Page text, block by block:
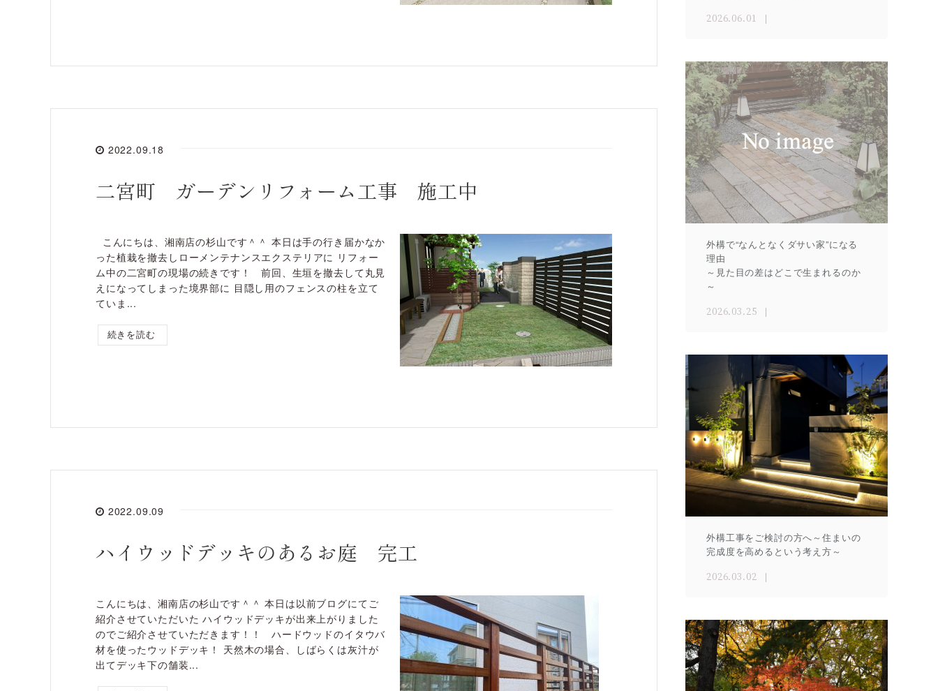
2022.09.18
二宮町 ガーデンリフォーム工事 施工中
こんにちは、湘南店の杉山です＾＾ 本日は手の行き届かなか
った植栽を撤去しローメンテナンスエクステリアに リフォー
ム中の二宮町の現場の続きです！ 前回、生垣を撤去して丸見
えになってしまった境界部に 目隠し用のフェンスの柱を立て
ていま...
続きを読む
2022.09.09
ハイウッドデッキのあるお庭 完工
こんにちは、湘南店の杉山です＾＾ 本日は以前ブログにてご
紹介させていただいた ハイウッドデッキが出来上がりました
のでご紹介させていただきます！！ ハードウッドのイタウバ
材を使ったウッドデッキ！ 天然木の場合、しばらくは灰汁が
出てデッキ下の舗装...
2026.06.01
外構で“なんとなくダサい家”になる
理由
～見た目の差はどこで生まれるのか
～
2026.03.25
外構工事をご検討の方へ～住まいの
完成度を高めるという考え方～
2026.03.02